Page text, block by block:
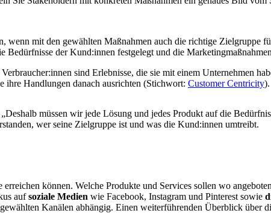
mit den gewählten Maßnahmen auch die richtige Zielgruppe
der Kund:innen festgelegt und die
sind Erlebnisse, die sie mit einem Unternehmen
ihre Handlungen danach ausrichten (Stichwort: Customer Centricity).
müssen wir jede Lösung und jedes Produkt auf die
wer seine Zielgruppe ist und was die Kund:innen umtreibt.
können. Welche Produkte und Services sollen wo
aufsoziale Medien wie Facebook, Instagram und Pinterest sowie
Kanälen abhängig. Einen weiterführenden Überblick über